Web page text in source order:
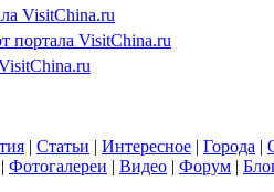
VisitChina.ru
портала VisitChina.ru
| Статьи | Интересное | Города |
| Фотогалереи | Видео | Форум |